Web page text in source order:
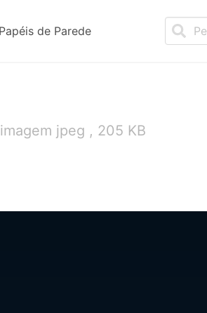
de Parede
jpeg , 205 KB